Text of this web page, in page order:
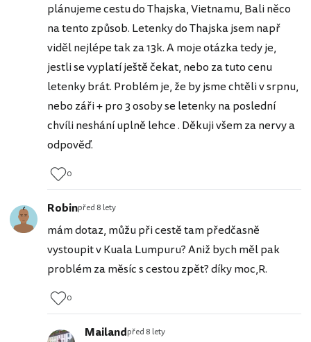
plánujeme cestu do Thajska, Vietnamu, Bali něco
na tento způsob. Letenky do Thajska jsem např
viděl nejlépe tak za 13k. A moje otázka tedy je,
jestli se vyplatí ještě čekat, nebo za tuto cenu
letenky brát. Problém je, že by jsme chtěli v srpnu,
nebo záři + pro 3 osoby se letenky na poslední
chvíli neshání uplně lehce . Děkuji všem za nervy a
odpověď.
0
Robinpřed 8 lety
mám dotaz, můžu při cestě tam předčasně
vystoupit v Kuala Lumpuru? Aniž bych měl pak
problém za měsíc s cestou zpět? díky moc,R.
0
Mailandpřed 8 lety